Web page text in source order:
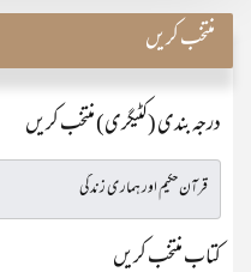
منتخب کریں
درجہ بندی (کٹیگری) منتخب کریں
کتاب منتخب کریں